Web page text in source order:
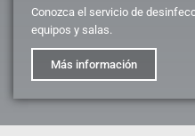
Conozca el servicio de
equipos y salas.
Más información